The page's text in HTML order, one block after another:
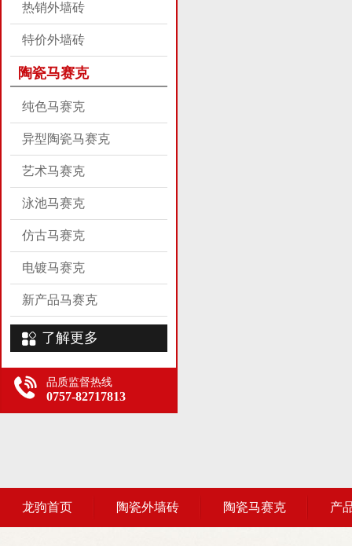
热销外墙砖
特价外墙砖
陶瓷马赛克
纯色马赛克
异型陶瓷马赛克
艺术马赛克
泳池马赛克
仿古马赛克
电镀马赛克
新产品马赛克
了解更多
品质监督热线
0757-82717813
龙驹首页 陶瓷外墙砖 陶瓷马赛克 产